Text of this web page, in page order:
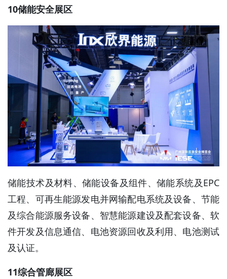
10储能安全展区
储能技术及材料、储能设备及组件、储能系统及EPC
工程、可再生能源发电并网输配电系统及设备、节能
及综合能源服务设备、智慧能源建设及配套设备、软
件开发及信息通信、电池资源回收及利用、电池测试
及认证。
11综合管廊展区